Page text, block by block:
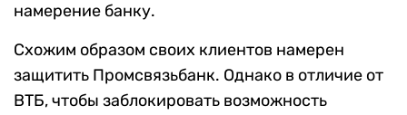
намерение банку.
Схожим образом своих клиентов намерен
защитить Промсвязьбанк. Однако в отличие от
ВТБ, чтобы заблокировать возможность